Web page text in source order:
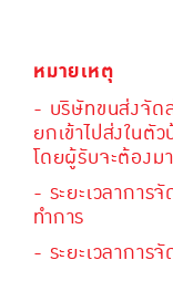
หมายเหตุ
- บริษัทขนส่งจัด
ยกเข้าไปส่งในตั
โดยผู้รับจะต้องม
- ระยะเวลากา
ทำการ
- ระยะเวลาการ